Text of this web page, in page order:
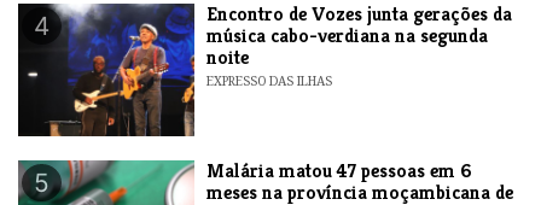
4
Encontro de Vozes junta gerações da
música cabo-verdiana na segunda
noite
EXPRESSO DAS ILHAS
5
​Malária matou 47 pessoas em 6
meses na província moçambicana de